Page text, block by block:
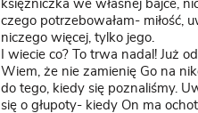
księżniczka we własnej bajce,
czego potrzebowałam- miłość,
niczego więcej, tylko jego.
I wiecie co? To trwa nadal! Już
Wiem, że nie zamienię Go na
do tego, kiedy się poznaliśmy.
się o głupoty- kiedy On ma